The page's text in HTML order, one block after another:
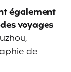
également
voyages
de